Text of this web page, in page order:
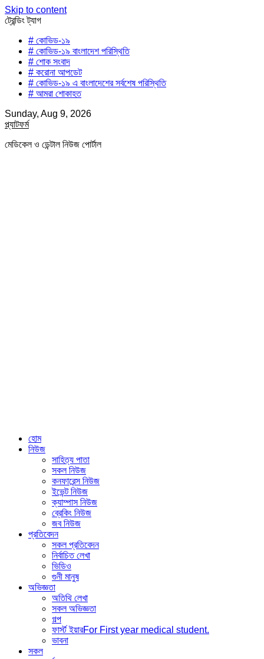
Skip to content
ট্রেন্ডিং ট্যাগ
# কোভিড-১৯
# কোভিড-১৯ বাংলাদেশ পরিস্থিতি
# শোক সংবাদ
# করোনা আপডেট
# কোভিড-১৯ এ বাংলাদেশের সর্বশেষ পরিস্থিতি
# আমরা শোকাহত
Sunday, Aug 9, 2026
প্ল্যাটফর্ম
মেডিকেল ও ডেন্টাল নিউজ পোর্টাল
হোম
নিউজ
সাহিত্য পাতা
সকল নিউজ
কনফারেন্স নিউজ
ইভেন্ট নিউজ
ক্যাম্পাস নিউজ
ব্রেকিং নিউজ
জব নিউজ
প্রতিবেদন
সকল প্রতিবেদন
নির্বাচিত লেখা
ভিডিও
গুনী মানুষ
অভিজ্ঞতা
অতিথি লেখা
সকল অভিজ্ঞতা
গল্প
ফার্স্ট ইয়ারFor First year medical student.
ভাবনা
সকল